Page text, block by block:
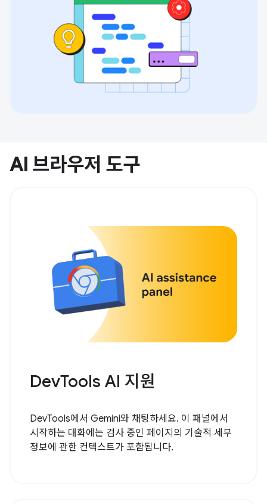
AI 브라우저 도구
DevTools AI 지원
DevTools에서 Gemini와 채팅하세요. 이 패널에서
시작하는 대화에는 검사 중인 페이지의 기술적 세부
정보에 관한 컨텍스트가 포함됩니다.